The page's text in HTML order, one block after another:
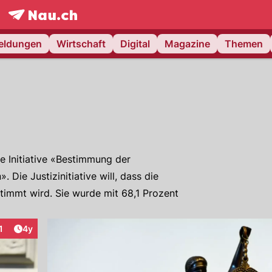
frontpage.NAU.ch
Wirtschaft Digital Magazine Themen
Initiative «Bestimmung der
Die Justizinitiative will, dass die
wird. Sie wurde mit 68,1 Prozent
Artikel veröffentlicht:
4y